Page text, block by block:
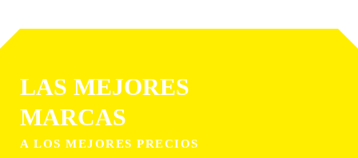
LAS MEJORES
MARCAS
A LOS MEJORES PRECIOS